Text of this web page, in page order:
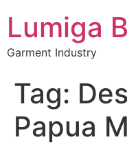
Lumiga
Garment Industry
Tag:
Papua